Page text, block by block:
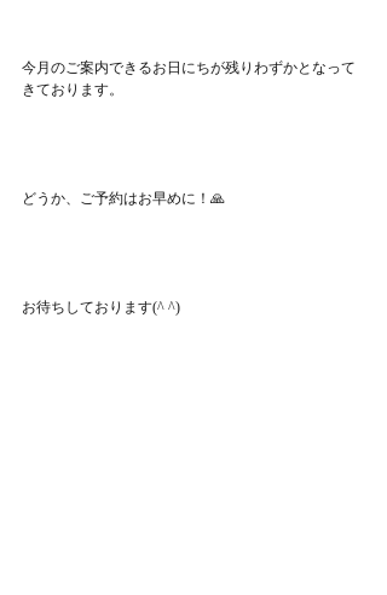
今月のご案内できるお日にちが残りわずかとなって
きております。
どうか、ご予約はお早めに！🙏
お待ちしております(^ ^)